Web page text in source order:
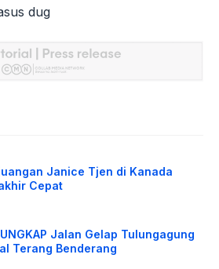
dug
Janice Tjen di Kanada
Cepat
Jalan Gelap Tulungagung
Terang Benderang